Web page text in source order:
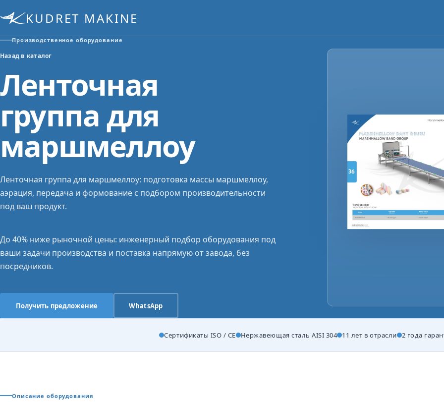
KUDRET MAKINE
Производственное оборудование
Назад в каталог
Ленточная
группа для
маршмеллоу
Ленточная группа для маршмеллоу: подготовка массы маршмеллоу,
аэрация, передача и формование с подбором производительности
под ваш продукт.
До 40% ниже рыночной цены: инженерный подбор оборудования под
ваши задачи производства и поставка напрямую от завода, без
посредников.
Получить предложение WhatsApp
Сертификаты ISO / CE Нержавеющая сталь AISI 304 11 лет в отрасли 2 года
Описание оборудования